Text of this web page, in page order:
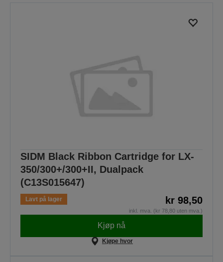
SIDM Black Ribbon Cartridge for LX-
350/300+/300+II, Dualpack
(C13S015647)
Lavt på lager kr 98,50
inkl. mva. (kr 78,80 uten mva.)
Kjøp nå
Kjøpe hvor